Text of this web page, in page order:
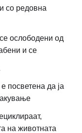
со редовна
ослободени од
и се
посветена да ја
на животната